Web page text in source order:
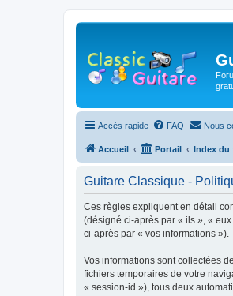
Accès rapide FAQ Nous
Accueil Portail Index du
Guitare Classique -
Ces règles expliquent en détail
(désigné ci-après par « ils », «
ci-après par « vos informations »).
Vos informations sont collectées
fichiers temporaires de votre
« session-id »), tous deux